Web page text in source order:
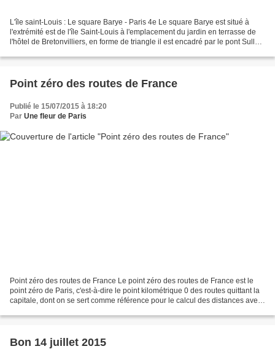
L'île saint-Louis : Le square Barye - Paris 4e Le square Barye est situé à
l'extrémité est de l'île Saint-Louis à l'emplacement du jardin en terrasse de
l'hôtel de Bretonvilliers, en forme de triangle il est encadré par le pont Sully
Point zéro des routes de France
Publié le 15/07/2015 à 18:20
Par Une fleur de Paris
Point zéro des routes de France Le point zéro des routes de France est le
point zéro de Paris, c'est-à-dire le point kilométrique 0 des routes quittant la
capitale, dont on se sert comme référence pour le calcul des distances avec
Bon 14 juillet 2015